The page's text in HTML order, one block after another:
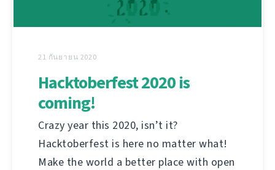
21 กันยายน 2020
Hacktoberfest 2020 is
coming!
Crazy year this 2020, isn’t it?
Hacktoberfest is here no matter what!
Make the world a better place with open